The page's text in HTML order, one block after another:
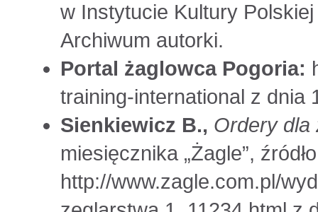
w Instytucie Kultury
Archiwum autorki.
Portal żaglowca Pogoria:
training-international z dnia
Sienkiewicz B., Ordery dla
miesięcznika „Żagle”,
http://www.zagle.com.pl/